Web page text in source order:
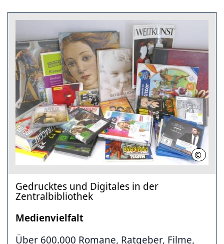
©
Gedrucktes und Digitales in der
Zentralbibliothek
Medienvielfalt
Über 600.000 Romane, Ratgeber, Filme,